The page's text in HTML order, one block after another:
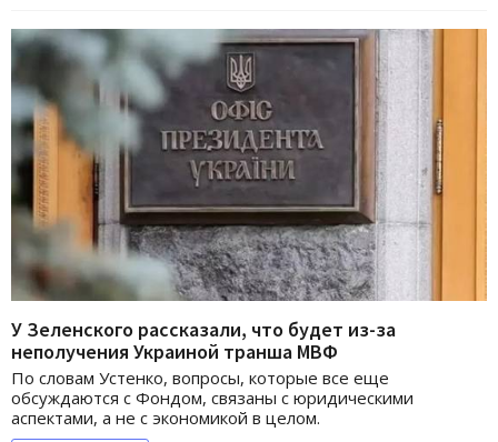
У Зеленского рассказали, что будет из-за
неполучения Украиной транша МВФ
По словам Устенко, вопросы, которые все еще
обсуждаются с Фондом, связаны с юридическими
аспектами, а не с экономикой в целом.